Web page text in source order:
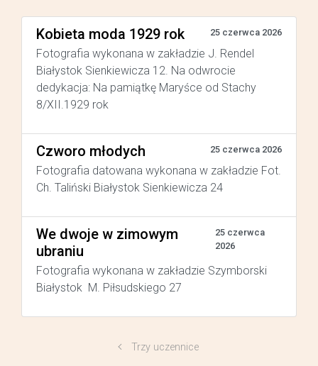
Kobieta moda 1929 rok 25 czerwca 2026
Fotografia wykonana w zakładzie J. Rendel
Białystok Sienkiewicza 12. Na odwrocie
dedykacja: Na pamiątkę Maryśce od Stachy
8/XII.1929 rok
Czworo młodych 25 czerwca 2026
Fotografia datowana wykonana w zakładzie Fot.
Ch. Taliński Białystok Sienkiewicza 24
We dwoje w zimowym
ubraniu
25 czerwca
2026
Fotografia wykonana w zakładzie Szymborski
Białystok M. Piłsudskiego 27
Trzy uczennice